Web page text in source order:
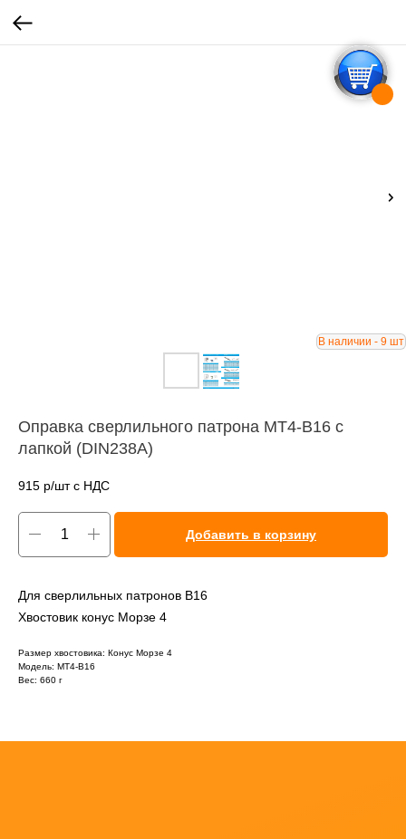
Оправка сверлильного патрона MT4-B16 с
лапкой (DIN238A)
915 р/шт c НДС
Добавить в корзину
Для сверлильных патронов B16
Хвостовик конус Морзе 4
Размер хвостовика: Конус Морзе 4
Модель: MT4-B16
Вес: 660 г